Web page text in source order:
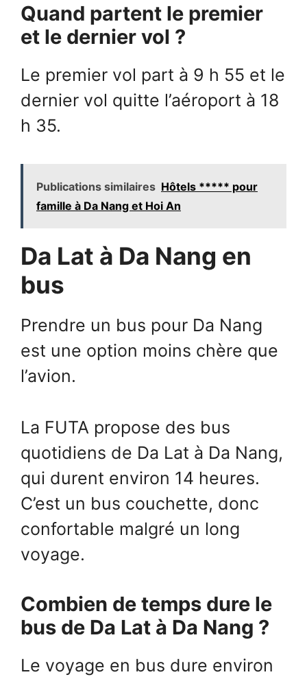
Quand partent le premier
et le dernier vol ?
Le premier vol part à 9 h 55 et le
dernier vol quitte l’aéroport à 18
h 35.
Publications similaires Hôtels ***** pour
famille à Da Nang et Hoi An
Da Lat à Da Nang en
bus
Prendre un bus pour Da Nang
est une option moins chère que
l’avion.
La FUTA propose des bus
quotidiens de Da Lat à Da Nang,
qui durent environ 14 heures.
C’est un bus couchette, donc
confortable malgré un long
voyage.
Combien de temps dure le
bus de Da Lat à Da Nang ?
Le voyage en bus dure environ